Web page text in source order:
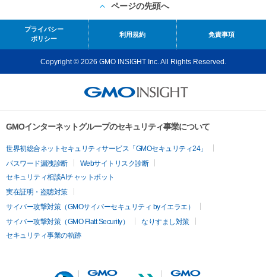
ページの先頭へ
プライバシー
ポリシー
利用規約 免責事項
Copyright © 2026 GMO INSIGHT Inc. All Rights Reserved.
GMOインターネットグループのセキュリティ事業について
世界初総合ネットセキュリティサービス「GMOセキュリティ24」
パスワード漏洩診断
Webサイトリスク診断
セキュリティ相談AIチャットボット
実在証明・盗聴対策
サイバー攻撃対策（GMOサイバーセキュリティ byイエラエ）
サイバー攻撃対策（GMO Flatt Security）
なりすまし対策
セキュリティ事業の軌跡